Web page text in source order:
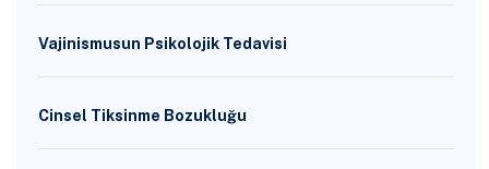
Vajinismusun Psikolojik Tedavisi
Cinsel Tiksinme Bozukluğu